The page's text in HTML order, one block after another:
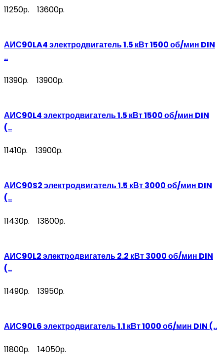
11250р. 13600р.
АИС90LA4 электродвигатель 1.5 кВт 1500 об/мин DIN
..
11390р. 13900р.
АИС90L4 электродвигатель 1.5 кВт 1500 об/мин DIN
(..
11410р. 13900р.
АИС90S2 электродвигатель 1.5 кВт 3000 об/мин DIN
(..
11430р. 13800р.
АИС90L2 электродвигатель 2.2 кВт 3000 об/мин DIN
(..
11490р. 13950р.
АИС90L6 электродвигатель 1.1 кВт 1000 об/мин DIN (..
11800р. 14050р.